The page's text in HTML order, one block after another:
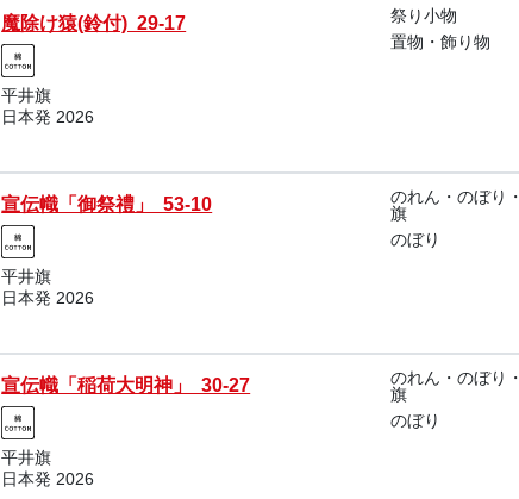
魔除け猿(鈴付) 29-17
平井旗
日本発 2026
祭り小物
置物・飾り物
宣伝幟「御祭禮」 53-10
平井旗
日本発 2026
のれん・のぼり・
旗
のぼり
宣伝幟「稲荷大明神」 30-27
平井旗
日本発 2026
のれん・のぼり・
旗
のぼり